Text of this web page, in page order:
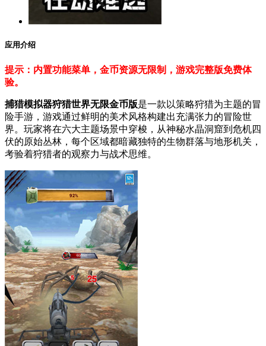
应用介绍
提示：内置功能菜单，金币资源无限制，游戏完整版免费体
验。
捕猎模拟器狩猎世界无限金币版是一款以策略狩猎为主题的冒
险手游，游戏通过鲜明的美术风格构建出充满张力的冒险世
界。玩家将在六大主题场景中穿梭，从神秘水晶洞窟到危机四
伏的原始丛林，每个区域都暗藏独特的生物群落与地形机关，
考验着狩猎者的观察力与战术思维。